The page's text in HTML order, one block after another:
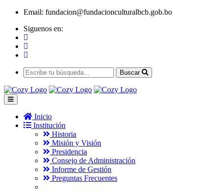
Email: fundacion@fundacionculturalbcb.gob.bo
Siguenos en:
Buscar
Inicio
Institución
Historia
Misión y Visión
Presidencia
Consejo de Administración
Informe de Gestión
Preguntas Frecuentes